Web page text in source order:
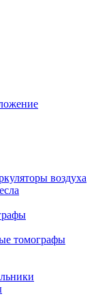
воздуха
томографы